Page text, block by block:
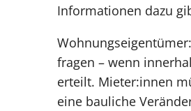
Informationen dazu
fragen – wenn
erteilt. Mieter:innen
eine bauliche